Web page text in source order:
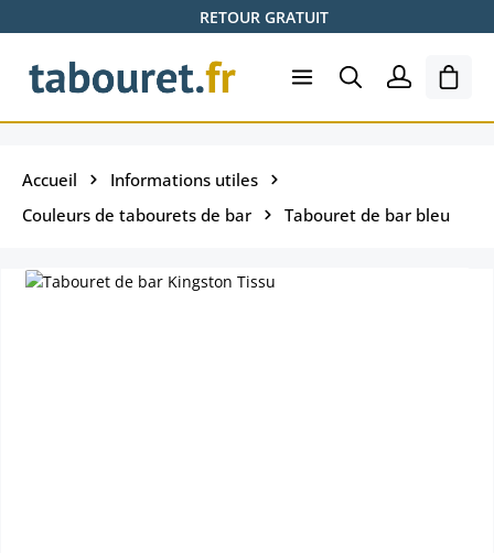
Passer au contenu principalRETOUR GRATUIT
Le
Accueil
Informations utiles
Couleurs de tabourets de bar
Tabouret de bar bleu